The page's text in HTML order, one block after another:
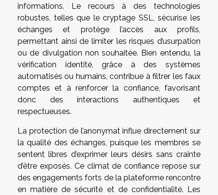
informations. Le recours à des technologies
robustes, telles que le cryptage SSL, sécurise les
échanges et protège l’accès aux profils,
permettant ainsi de limiter les risques d’usurpation
ou de divulgation non souhaitée. Bien entendu, la
vérification identité, grâce à des systèmes
automatisés ou humains, contribue à filtrer les faux
comptes et à renforcer la confiance, favorisant
donc des interactions authentiques et
respectueuses.
La protection de l’anonymat influe directement sur
la qualité des échanges, puisque les membres se
sentent libres d’exprimer leurs désirs sans crainte
d’être exposés. Ce climat de confiance repose sur
des engagements forts de la plateforme rencontre
en matière de sécurité et de confidentialité. Les